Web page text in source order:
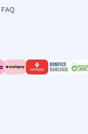
FAQ